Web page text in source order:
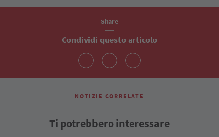
Share
Condividi questo articolo
NOTIZIE CORRELATE
Ti potrebbero interessare